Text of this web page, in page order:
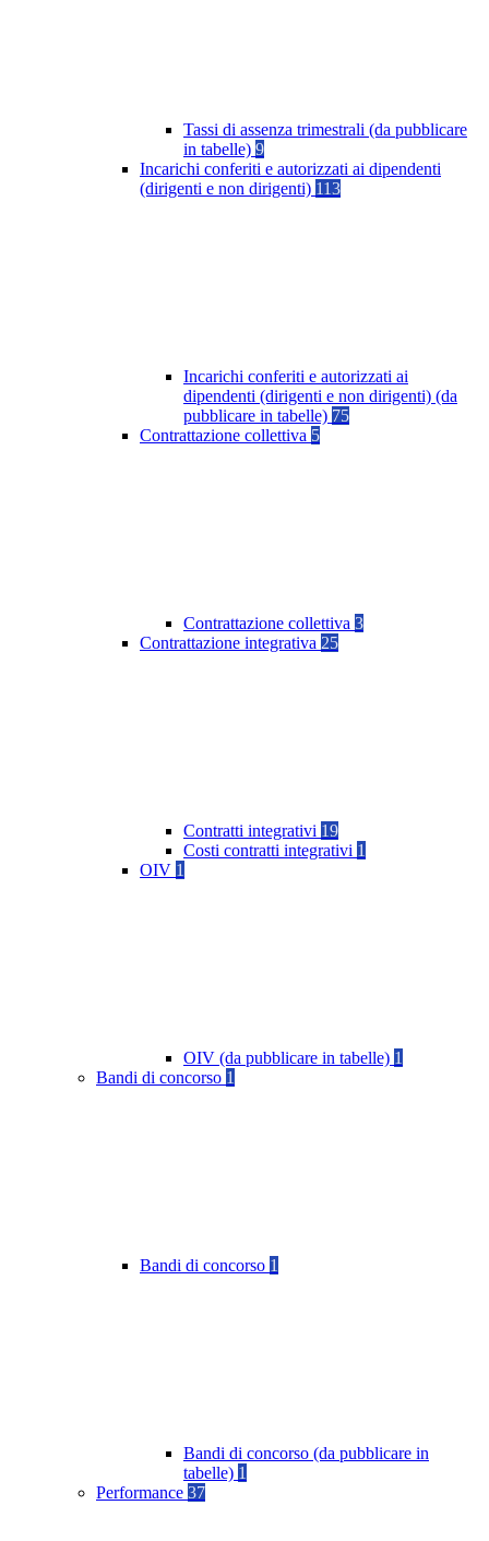
Tassi di assenza trimestrali (da pubblicare
in tabelle) 9
Incarichi conferiti e autorizzati ai dipendenti
(dirigenti e non dirigenti) 113
Incarichi conferiti e autorizzati ai
dipendenti (dirigenti e non dirigenti) (da
pubblicare in tabelle) 75
Contrattazione collettiva 5
Contrattazione collettiva 3
Contrattazione integrativa 25
Contratti integrativi 19
Costi contratti integrativi 1
OIV 1
OIV (da pubblicare in tabelle) 1
Bandi di concorso 1
Bandi di concorso 1
Bandi di concorso (da pubblicare in
tabelle) 1
Performance 37